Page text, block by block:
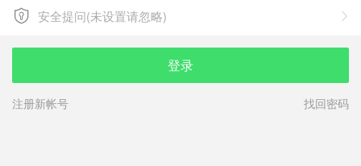
 
安全提问(未设置请忽略)
安全提问(未设置请忽略)
登录
注册新帐号 找回密码